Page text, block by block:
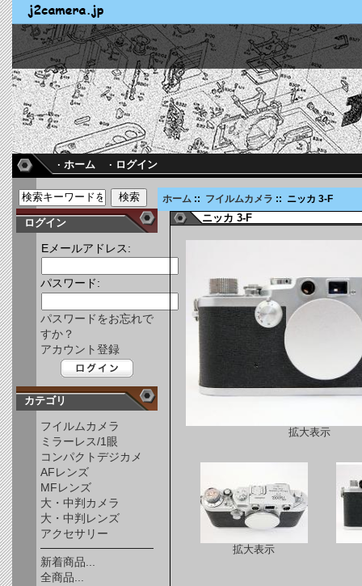
· ホーム · ログイン
ログイン
Eメールアドレス:
パスワード:
パスワードをお忘れで
すか？
アカウント登録
カテゴリ
フイルムカメラ
ミラーレス/1眼
コンパクトデジカメ
AFレンズ
MFレンズ
大・中判カメラ
大・中判レンズ
アクセサリー
新着商品...
全商品...
ホーム :: フイルムカメラ :: ニッカ 3-F
ニッカ 3-F
拡大表示
拡大表示